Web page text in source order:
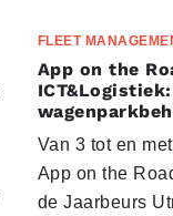
FLEET
App on the
Van 3 tot en
App on the
de Jaarbeurs